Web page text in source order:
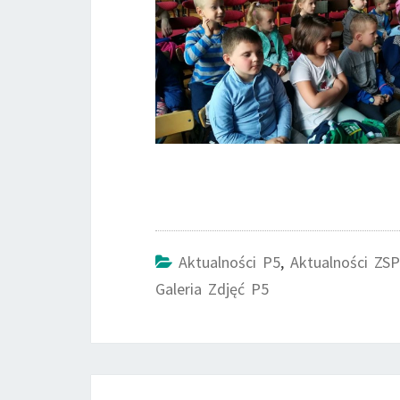
Aktualności P5, Aktualności
Galeria Zdjęć P5